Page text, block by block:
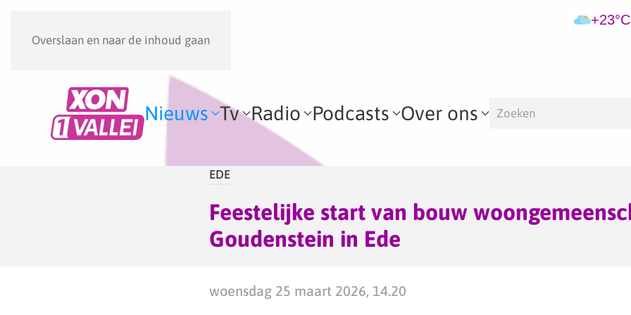
Overslaan en naar de inhoud gaan
+23°C
Nieuws Tv Radio Podcasts Over ons
EDE
Feestelijke start van bouw
Goudenstein in Ede
woensdag 25 maart 2026, 14.20